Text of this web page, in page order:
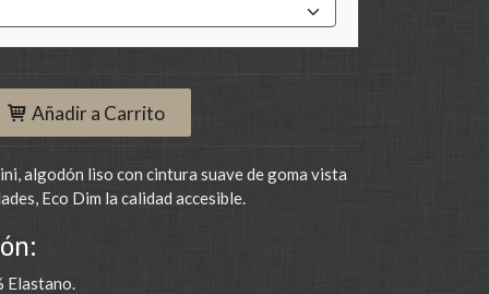
Añadir a Carrito
algodón liso con cintura suave de goma vista
Eco Dim la calidad accesible.
Elastano.